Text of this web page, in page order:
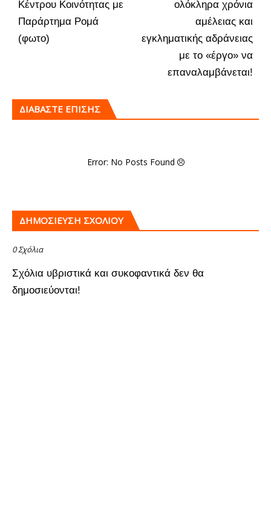
ολόκληρα χρόνια
αμέλειας και
εγκληματικής αδράνειας
με το «έργο» να
επαναλαμβάνεται!
Κέντρου Κοινότητας με
Παράρτημα Ρομά
(φωτο)
ΔΙΑΒΑΣΤΕ ΕΠΙΣΗΣ
Error: No Posts Found
ΔΗΜΟΣΊΕΥΣΗ ΣΧΟΛΊΟΥ
0 Σχόλια
Σχόλια υβριστικά και συκοφαντικά δεν θα
δημοσιεύονται!